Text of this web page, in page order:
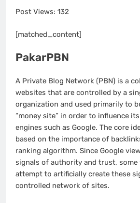
Post Views: 132
[matched_content]
PakarPBN
A Private Blog Network (PBN) is a
websites that are controlled by a
organization and used primarily to
“money site” in order to influence
engines such as Google. The core
based on the importance of
ranking algorithm. Since Google
signals of authority and trust, some
attempt to artificially create these
controlled network of sites.